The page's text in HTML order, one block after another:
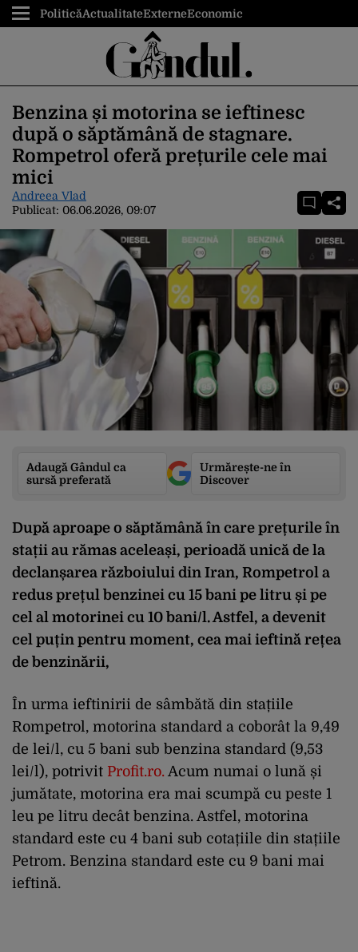
PoliticăActualitateExterneEconomic
Benzina și motorina se ieftinesc
după o săptămână de stagnare.
Rompetrol oferă prețurile cele mai
mici
Andreea Vlad
Publicat: 06.06.2026, 09:07
Adaugă Gândul ca
sursă preferată
Urmărește-ne în
Discover
După aproape o săptămână în care prețurile în
stații au rămas aceleași, perioadă unică de la
declanșarea războiului din Iran, Rompetrol a
redus prețul benzinei cu 15 bani pe litru și pe
cel al motorinei cu 10 bani/l. Astfel, a devenit
cel puțin pentru moment, cea mai ieftină rețea
de benzinării,
În urma ieftinirii de sâmbătă din stațiile
Rompetrol, motorina standard a coborât la 9,49
de lei/l, cu 5 bani sub benzina standard (9,53
lei/l), potrivit Profit.ro. Acum numai o lună și
jumătate, motorina era mai scumpă cu peste 1
leu pe litru decât benzina. Astfel, motorina
standard este cu 4 bani sub cotațiile din stațiile
Petrom. Benzina standard este cu 9 bani mai
ieftină.